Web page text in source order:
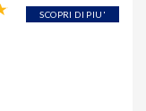
SCOPRI DI PIU'